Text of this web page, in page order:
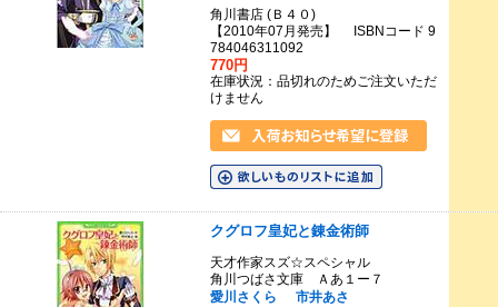
角川書店 (Ｂ４０)
【2010年07月発売】 ISBNコード 9
784046311092
770円
在庫状況：品切れのためご注文いただ
けません
クグロフ皇妃と錬金術師
天才作家スズ☆スペシャル
角川つばさ文庫 Ａあ１ー７
愛川さくら
市井あさ